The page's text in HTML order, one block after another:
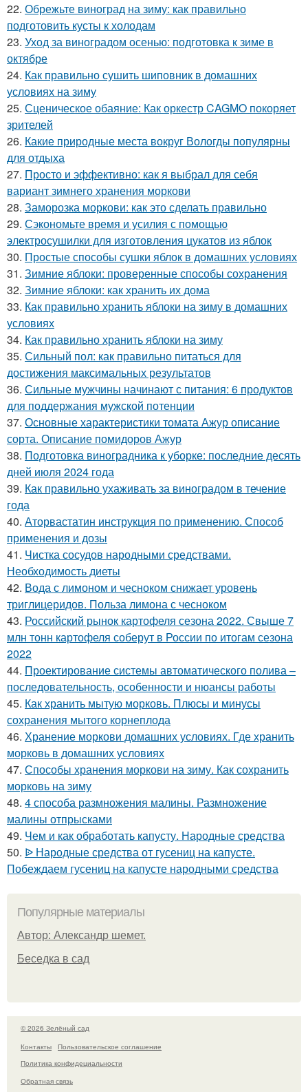
22. Обрежьте виноград на зиму: как правильно
подготовить кусты к холодам
23. Уход за виноградом осенью: подготовка к зиме в
октябре
24. Как правильно сушить шиповник в домашних
условиях на зиму
25. Сценическое обаяние: Как оркестр CAGMO покоряет
зрителей
26. Какие природные места вокруг Вологды популярны
для отдыха
27. Просто и эффективно: как я выбрал для себя
вариант зимнего хранения моркови
28. Заморозка моркови: как это сделать правильно
29. Сэкономьте время и усилия с помощью
электросушилки для изготовления цукатов из яблок
30. Простые способы сушки яблок в домашних условиях
31. Зимние яблоки: проверенные способы сохранения
32. Зимние яблоки: как хранить их дома
33. Как правильно хранить яблоки на зиму в домашних
условиях
34. Как правильно хранить яблоки на зиму
35. Сильный пол: как правильно питаться для
достижения максимальных результатов
36. Сильные мужчины начинают с питания: 6 продуктов
для поддержания мужской потенции
37. Основные характеристики томата Ажур описание
сорта. Описание помидоров Ажур
38. Подготовка виноградника к уборке: последние десять
дней июля 2024 года
39. Как правильно ухаживать за виноградом в течение
года
40. Аторвастатин инструкция по применению. Способ
применения и дозы
41. Чистка сосудов народными средствами.
Необходимость диеты
42. Вода с лимоном и чесноком снижает уровень
триглицеридов. Польза лимона с чесноком
43. Российский рынок картофеля сезона 2022. Свыше 7
млн тонн картофеля соберут в России по итогам сезона
2022
44. Проектирование системы автоматического полива –
последовательность, особенности и нюансы работы
45. Как хранить мытую морковь. Плюсы и минусы
сохранения мытого корнеплода
46. Хранение моркови домашних условиях. Где хранить
морковь в домашних условиях
47. Способы хранения моркови на зиму. Как сохранить
морковь на зиму
48. 4 способа размножения малины. Размножение
малины отпрысками
49. Чем и как обработать капусту. Народные средства
50. ᐉ Народные средства от гусениц на капусте.
Побеждаем гусениц на капусте народными средства
Популярные материалы
Автор: Александр шемет.
Беседка в сад
© 2026 Зелёный сад
Контакты
Пользовательское соглашение
Политика конфидециальности
Обратная связь